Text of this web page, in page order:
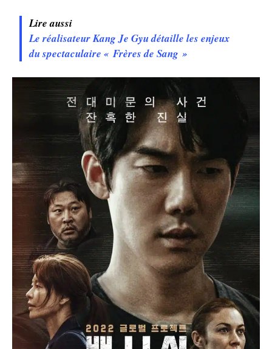
Lire aussi
Le réalisateur Kang Je Gyu détaille les enjeux
du spectaculaire « Frères de Sang »